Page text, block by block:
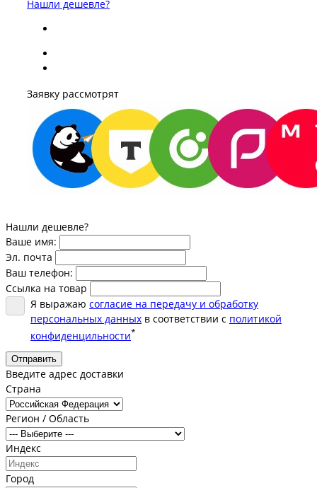
Нашли дешевле?
Заявку рассмотрят
Нашли дешевле?
Ваше имя:
Эл. почта
Ваш телефон:
Ссылка на товар
Я выражаю согласие на передачу и обработку
персональных данных в соответствии с политикой
конфиденцильности*
Отправить
Введите адрес доставки
Страна
Регион / Область
Индекс
Город